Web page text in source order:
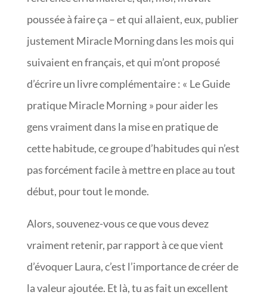
poussée à faire ça – et qui allaient, eux, publier
justement Miracle Morning dans les mois qui
suivaient en français, et qui m’ont proposé
d’écrire un livre complémentaire : « Le Guide
pratique Miracle Morning » pour aider les
gens vraiment dans la mise en pratique de
cette habitude, ce groupe d’habitudes qui n’est
pas forcément facile à mettre en place au tout
début, pour tout le monde.
Alors, souvenez-vous ce que vous devez
vraiment retenir, par rapport à ce que vient
d’évoquer Laura, c’est l’importance de créer de
la valeur ajoutée. Et là, tu as fait un excellent